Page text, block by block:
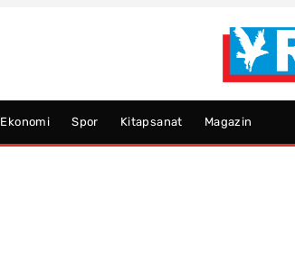
Ekonomi Spor Kitapsanat Magazin